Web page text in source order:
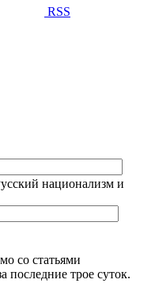
RSS
национализм и
со статьями
последние трое суток.